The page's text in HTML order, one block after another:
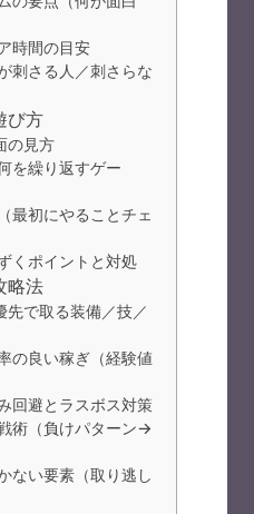
時間の目安
刺さる人／刺さらな
び方
の見方
を繰り返すゲー
最初にやることチェ
くポイントと対処
略法
先で取る装備／技／
の良い稼ぎ（経験値
回避とラスボス対策
術（負けパターン→
ない要素（取り逃し